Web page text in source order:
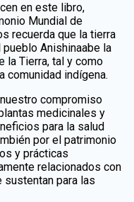
en este libro,
Mundial de
recuerda que la tierra
Anishinaabe la
la Tierra, tal y como
comunidad indígena.
compromiso
medicinales y
para la salud
por el patrimonio
y prácticas
relacionados con
para las